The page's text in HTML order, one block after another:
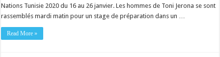
Nations Tunisie 2020 du 16 au 26 janvier. Les hommes de Toni Jerona se sont
rassemblés mardi matin pour un stage de préparation dans un …
Read More »